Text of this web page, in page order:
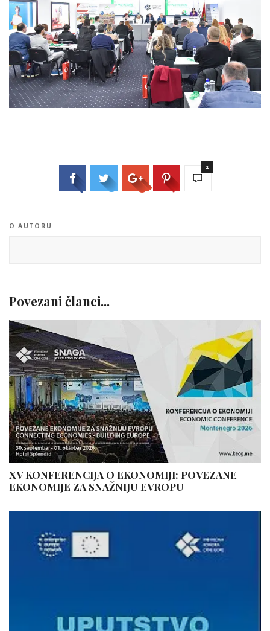
2
O AUTORU
Povezani članci...
XV KONFERENCIJA O EKONOMIJI: POVEZANE
EKONOMIJE ZA SNAŽNIJU EVROPU